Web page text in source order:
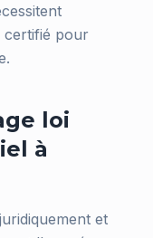
certifié pour
loi
à
et